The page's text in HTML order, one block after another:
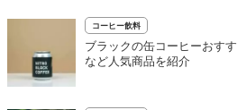
コーヒー飲料
ブラックの缶コーヒーおす
など人気商品を紹介